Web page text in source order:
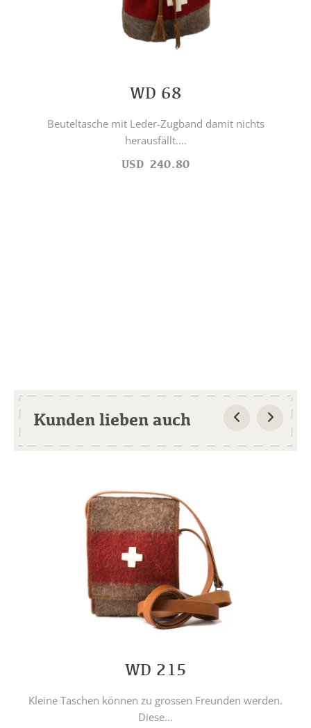
WD 68
Beuteltasche mit Leder-Zugband damit nichts
herausfällt....
USD 240.80
Kunden lieben auch
WD 215
Kleine Taschen können zu grossen Freunden werden.
Diese...